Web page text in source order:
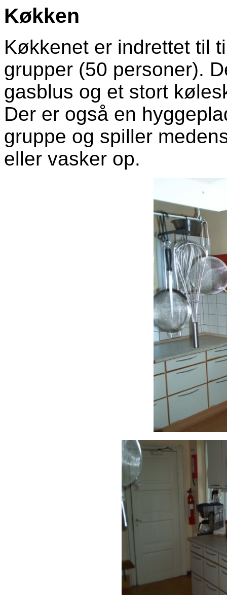
Køkken
Køkkenet er indrettet til
grupper (50 personer).
gasblus og et stort
Der er også en
gruppe og spiller
eller vasker op.